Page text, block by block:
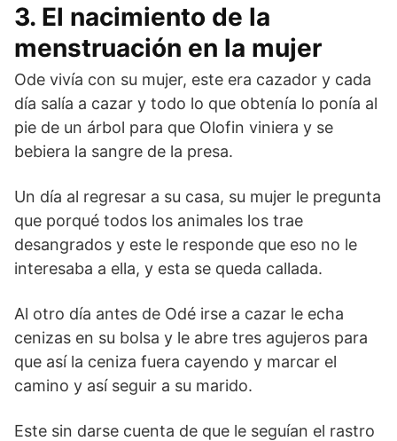
3. El nacimiento de la
menstruación en la mujer
Ode vivía con su mujer, este era cazador y cada
día salía a cazar y todo lo que obtenía lo ponía al
pie de un árbol para que Olofin viniera y se
bebiera la sangre de la presa.
Un día al regresar a su casa, su mujer le pregunta
que porqué todos los animales los trae
desangrados y este le responde que eso no le
interesaba a ella, y esta se queda callada.
Al otro día antes de Odé irse a cazar le echa
cenizas en su bolsa y le abre tres agujeros para
que así la ceniza fuera cayendo y marcar el
camino y así seguir a su marido.
Este sin darse cuenta de que le seguían el rastro